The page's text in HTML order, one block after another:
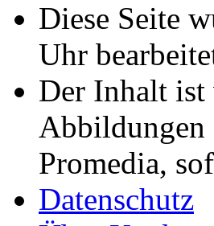
Diese Seite
Uhr
Der Inhalt
Promedia,
Datenschutz